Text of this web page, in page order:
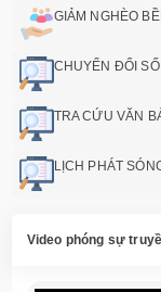
GIẢM NGHÈO
CHUYỂN ĐỔI SỐ
TRA CỨU VĂN
LỊCH PHÁT
Video phóng sự